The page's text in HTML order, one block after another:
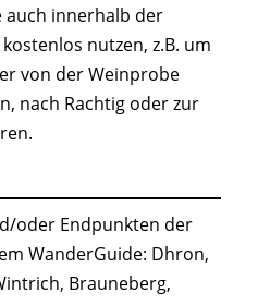
auch innerhalb der
nutzen, z.B. um
von der Weinprobe
nach Rachtig oder zur
oder Endpunkten der
WanderGuide: Dhron,
Brauneberg,